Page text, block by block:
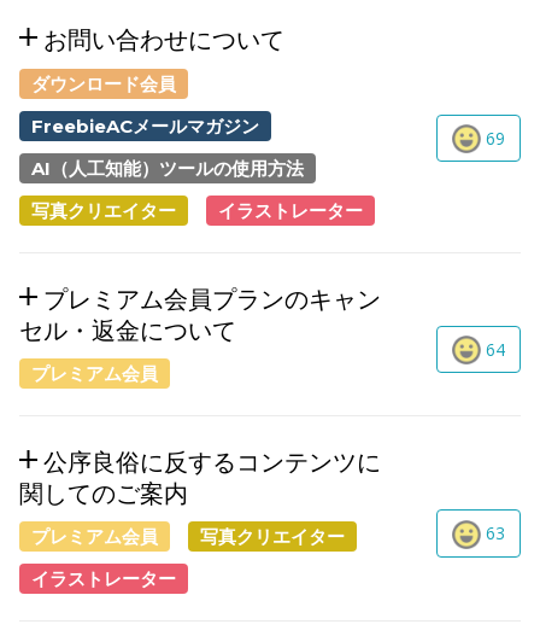
お問い合わせについて
ダウンロード会員
FreebieACメールマガジン
AI（人工知能）ツールの使用方法
写真クリエイター
イラストレーター
69
プレミアム会員プランのキャン
セル・返金について
プレミアム会員
64
公序良俗に反するコンテンツに
関してのご案内
プレミアム会員
写真クリエイター
イラストレーター
63